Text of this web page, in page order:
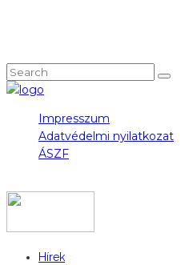
Impresszum
Adatvédelmi nyilatkozat
ÁSZF
Hírek